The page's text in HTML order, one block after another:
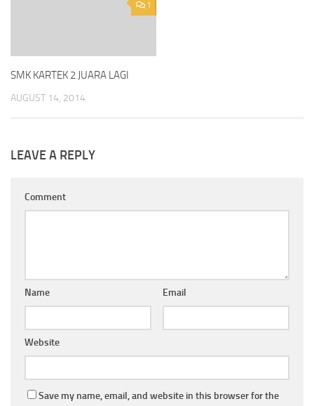
1
SMK KARTEK 2 JUARA LAGI
AUGUST 14, 2014
LEAVE A REPLY
Comment
Name Email
Website
Save my name, email, and website in this browser for the